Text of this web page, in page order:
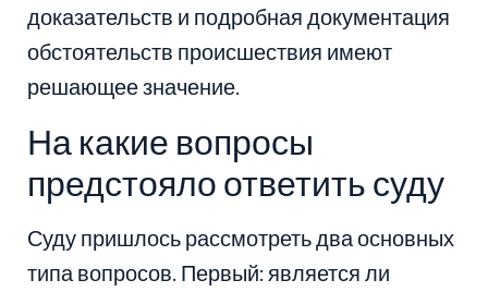
доказательств и подробная документация
обстоятельств происшествия имеют
решающее значение.
На какие вопросы
предстояло ответить суду
Суду пришлось рассмотреть два основных
типа вопросов. Первый: является ли